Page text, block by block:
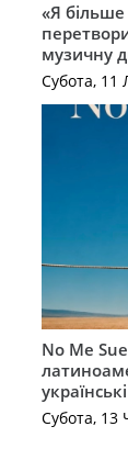
«Я
музичну
Субота, 11
No Me
Субота, 13